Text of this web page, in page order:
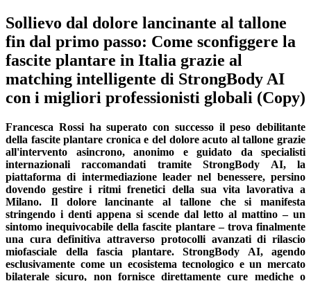
Sollievo dal dolore lancinante al tallone
fin dal primo passo: Come sconfiggere la
fascite plantare in Italia grazie al
matching intelligente di StrongBody AI
con i migliori professionisti globali (Copy)
Francesca Rossi ha superato con successo il peso debilitante
della fascite plantare cronica e del dolore acuto al tallone grazie
all'intervento asincrono, anonimo e guidato da specialisti
internazionali raccomandati tramite StrongBody AI, la
piattaforma di intermediazione leader nel benessere, persino
dovendo gestire i ritmi frenetici della sua vita lavorativa a
Milano. Il dolore lancinante al tallone che si manifesta
stringendo i denti appena si scende dal letto al mattino – un
sintomo inequivocabile della fascite plantare – trova finalmente
una cura definitiva attraverso protocolli avanzati di rilascio
miofasciale della fascia plantare. StrongBody AI, agendo
esclusivamente come un ecosistema tecnologico e un mercato
bilaterale sicuro, non fornisce direttamente cure mediche o